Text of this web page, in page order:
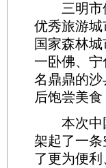
三明市位
优秀旅游
国家森林
一卧佛、
名鼎鼎的
后饱尝美食
本次中国
架起了一
了更为便